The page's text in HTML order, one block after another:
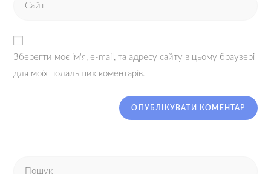
Зберегти моє ім'я, e-mail, та адресу сайту в цьому браузері
для моїх подальших коментарів.